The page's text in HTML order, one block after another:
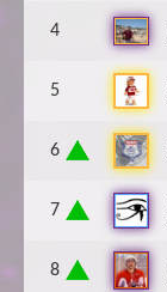
4
5
6
7
8